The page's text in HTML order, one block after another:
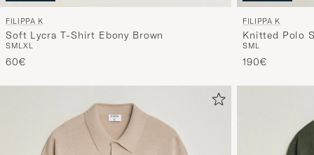
FILIPPA K
Soft Lycra T-Shirt Ebony Brown
SMLXL
60€
FILIPPA K
Knitted Polo
SML
190€